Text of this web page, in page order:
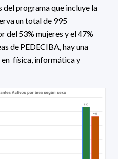
programa que incluye la
un total de 995
del 53% mujeres y el 47%
de PEDECIBA, hay una
en física, informática y